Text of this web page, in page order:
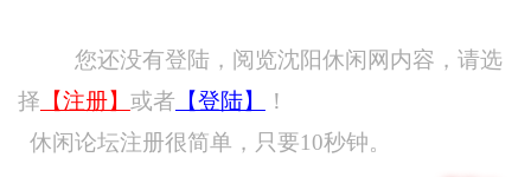
您还没有登陆，阅览沈阳休闲网内容，请选
择 【注册】 或者 【登陆】
！
休闲论坛注册很简单，只要10秒钟。